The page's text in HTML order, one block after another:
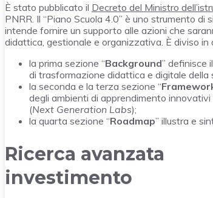
È stato pubblicato il Decreto del Ministro
PNRR. Il “Piano Scuola 4.0” è uno strumento
intende fornire un supporto alle azioni che
didattica, gestionale e organizzativa. È diviso in
la prima sezione “Background” definisce
di trasformazione didattica e digitale della
la seconda e la terza sezione “
degli ambienti di apprendimento innovativi
(Next Generation Labs);
la quarta sezione “Roadmap” illustra e
Ricerca avanzata
investimento